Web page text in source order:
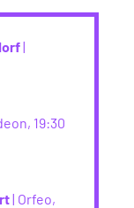
|
19:30
| Orfeo,